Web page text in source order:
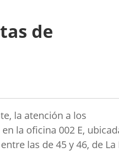
de
la atención a los
la oficina 002 E,
las de 45 y 46, de La